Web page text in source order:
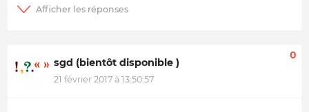
sgd (bientôt disponible )
21 février 2017 à 13:50:57
0